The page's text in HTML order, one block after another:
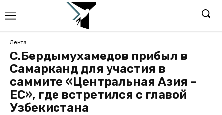
Лента
С.Бердымухамедов прибыл в
Самарканд для участия в
саммите «Центральная Азия –
ЕС», где встретился с главой
Узбекистана